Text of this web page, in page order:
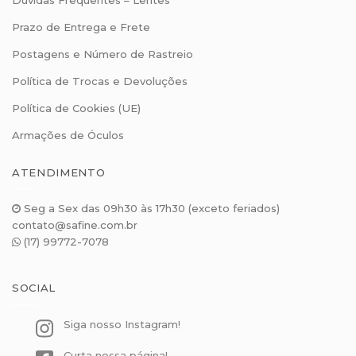
Prazo de Entrega e Frete
Postagens e Número de Rastreio
Política de Trocas e Devoluções
Política de Cookies (UE)
Armações de Óculos
ATENDIMENTO
Seg a Sex das 09h30 às 17h30 (exceto feriados)
contato@safine.com.br
(17) 99772-7078
SOCIAL
Siga nosso Instagram!